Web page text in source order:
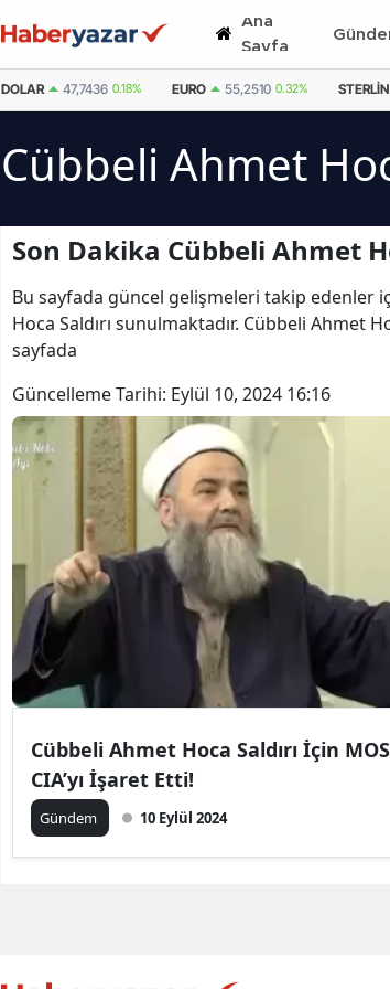
Ana
Sayfa
DOLAR 47,7436 0.18% EURO 55,2510 0.32% STERLIN
Cübbeli Ahmet
Son Dakika Cübbeli Ahmet
Bu sayfada güncel gelişmeleri takip edenler
Hoca Saldırı sunulmaktadır. Cübbeli Ahmet
sayfada
Güncelleme Tarihi: Eylül 10, 2024 16:16
Cübbeli Ahmet Hoca Saldırı İçin
CIA’yı İşaret Etti!
Gündem 10 Eylül 2024